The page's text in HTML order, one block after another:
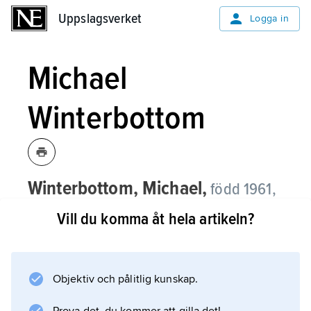
Uppslagsverket Logga in
Michael
Winterbottom
Winterbottom, Michael, född 1961,
brittisk filmregissör.
filmen
Vill du komma åt hela artikeln?
Objektiv och pålitlig kunskap.